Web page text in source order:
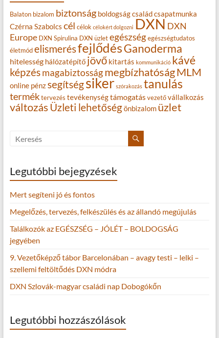
Balaton bizalom biztonság boldogságcsaládcsapatmunka
Czérna Szabolcs cél célok célokért dolgozni DXNDXN
Europe DXN Spirulina DXN üzlet egészség egészségtudatos
életmód elismerésfejlődésGanoderma
hitelesség hálózatépítő jövő kitartás kommunikáció kávé
képzésmagabiztosságmegbízhatóságMLM
online pénzsegítségsiker szórakozás tanulás
termék tervezés tevékenységtámogatás vezető vállalkozás
változás Üzleti lehetőségönbizalom üzlet
Legutóbbi bejegyzések
Mert segíteni jó és fontos
Megelőzés, tervezés, felkészülés és az állandó megújulás
Találkozók az EGÉSZSÉG – JÓLÉT – BOLDOGSÁG
jegyében
9. Vezetőképző tábor Barcelonában – avagy testi – lelki –
szellemi feltöltődés DXN módra
DXN Szlovák-magyar családi nap Dobogókőn
Legutóbbi hozzászólások